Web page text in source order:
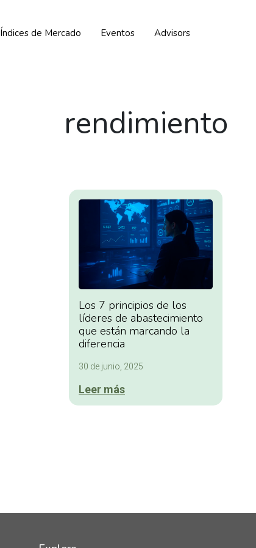
Índices de Mercado Eventos Advisors
rendimiento
Los 7 principios de los
líderes de abastecimiento
que están marcando la
diferencia
30 de junio, 2025
Leer más